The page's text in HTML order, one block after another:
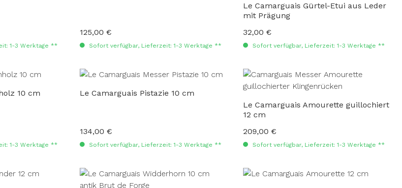
1-3 Werktage **
Regulärer Preis:
125,00 €
Sofort verfügbar, Lieferzeit: 1-3 Werktage **
Le Camarguais Gürtel-Etui aus Leder
mit Prägung
Regulärer Preis:
32,00 €
Sofort verfügbar, Lieferzeit: 1-3 Werktage **
10 cm
1-3 Werktage **
Le Camarguais Pistazie 10 cm
Regulärer Preis:
134,00 €
Sofort verfügbar, Lieferzeit: 1-3 Werktage **
Le Camarguais Amourette guillochiert
12 cm
Regulärer Preis:
209,00 €
Sofort verfügbar, Lieferzeit: 1-3 Werktage **